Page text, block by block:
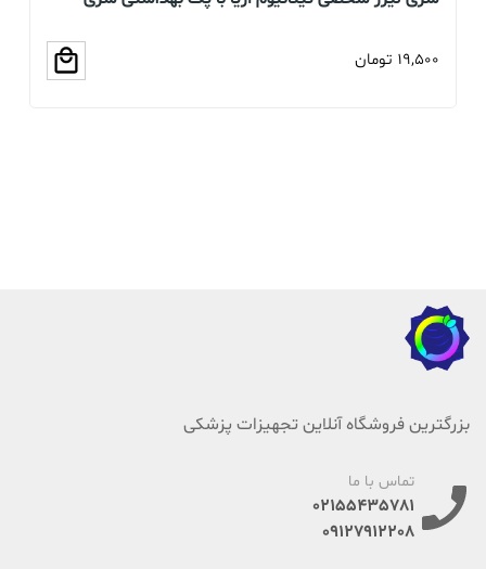
19,500 تومان
بزرگترین فروشگاه آنلاین تجهیزات پزشکی
تماس با ما
02155435781
09127912208